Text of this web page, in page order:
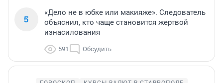
5
«Дело не в юбке или макияже». Следователь
объяснил, кто чаще становится жертвой
изнасилования
591 Обсудить